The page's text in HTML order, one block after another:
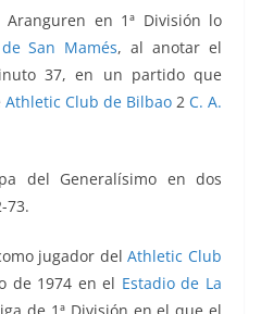
en 1ª División lo
San Mamés, al anotar el
37, en un partido que
Athletic Club de Bilbao 2 C. A.
del Generalísimo en dos
73.
jugador delAthletic Club
de 1974 en el Estadio de La